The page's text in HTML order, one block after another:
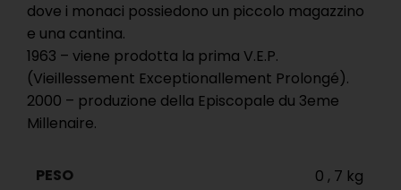
dove i monaci possiedono un piccolo magazzino
e una cantina.
1963 – viene prodotta la prima V.E.P.
(Vieillessement Exceptionallement Prolongé).
2000 – produzione della Episcopale du 3eme
Millenaire.
PESO 0 , 7 kg